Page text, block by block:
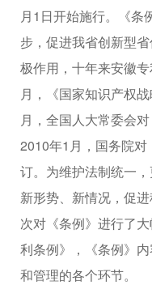
月1日开始施行。《条
步，促进我省创新型
极作用，十年来安徽
月，《国家知识产权
月，全国人大常委会
2010年1月，国务院
订。为维护法制统一
新形势、新情况，促
次对《条例》进行了
利条例》，《条例》
和管理的各个环节。